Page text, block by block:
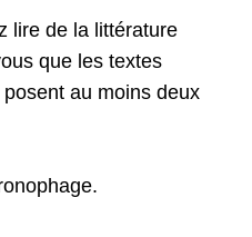
lire de la littérature
que les textes
au moins deux